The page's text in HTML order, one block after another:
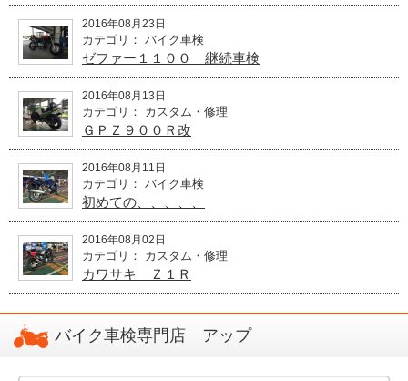
2016年08月23日
カテゴリ： バイク車検
ゼファー１１００ 継続車検
2016年08月13日
カテゴリ： カスタム・修理
ＧＰＺ９００Ｒ改
2016年08月11日
カテゴリ： バイク車検
初めての、、、、、
2016年08月02日
カテゴリ： カスタム・修理
カワサキ Ｚ１Ｒ
バイク車検専門店 アップ